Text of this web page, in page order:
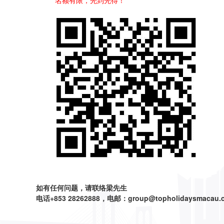
如有任何问题，请联络梁先生
电话+853 28262888，电邮：